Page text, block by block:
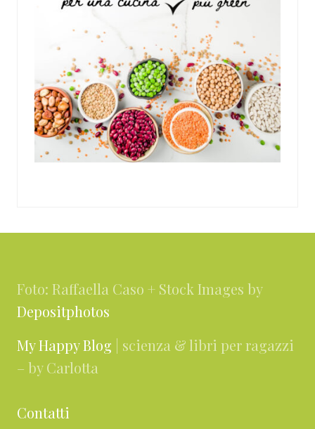
Foto: Raffaella Caso + Stock Images by
Depositphotos
My Happy Blog | scienza & libri per ragazzi
– by Carlotta
Contatti